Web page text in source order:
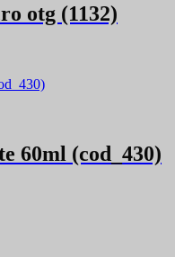
otg (1132)
60ml (cod_430)